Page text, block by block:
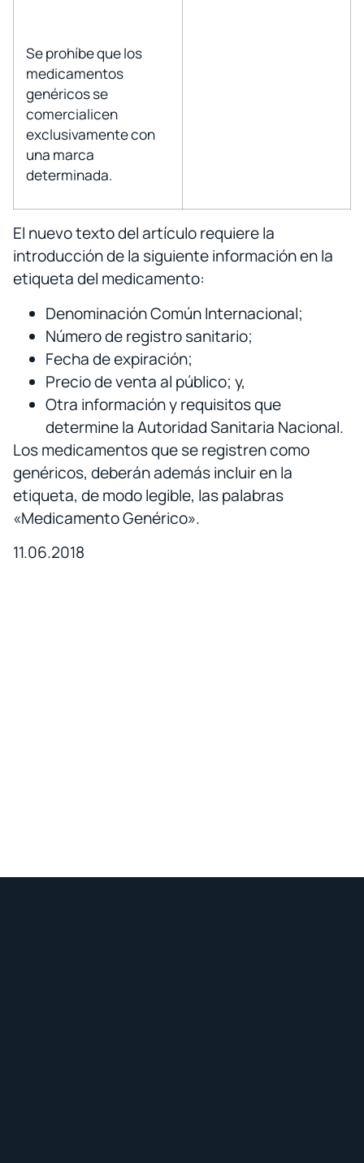
Se prohíbe que los
medicamentos
genéricos se
comercialicen
exclusivamente con
una marca
determinada.
El nuevo texto del artículo requiere la
introducción de la siguiente información en la
etiqueta del medicamento:
Denominación Común Internacional;
Número de registro sanitario;
Fecha de expiración;
Precio de venta al público; y,
Otra información y requisitos que
determine la Autoridad Sanitaria Nacional.
Los medicamentos que se registren como
genéricos, deberán además incluir en la
etiqueta, de modo legible, las palabras
«Medicamento Genérico».
11.06.2018